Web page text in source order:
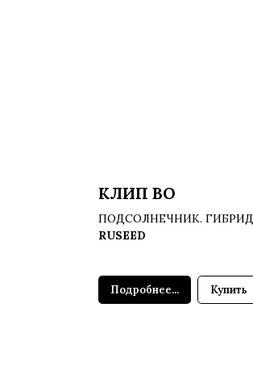
КЛИП ВО
ПОДСОЛНЕЧНИК. ГИБРИД
RUSEED
Подробнее... Купить